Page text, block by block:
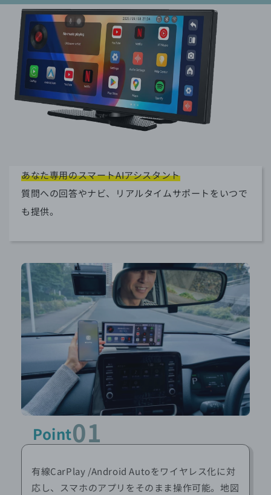
あなた専用のスマートAIアシスタント
質問への回答やナビ、リアルタイムサポートをいつで
も提供。
Point01
有線CarPlay /Android Autoをワイヤレス化に対
応し、スマホのアプリをそのまま操作可能。地図